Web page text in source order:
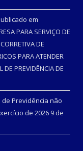
em
PARA SERVIÇO DE
DE
PARA ATENDER
DE PREVIDÊNCIA DE
Previdência não
de 2026 9 de